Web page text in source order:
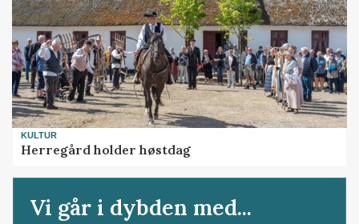
KULTUR
Herregård holder høstdag
Vi går i dybden med...